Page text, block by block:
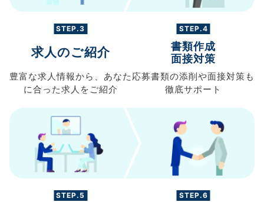
STEP.3
求人のご紹介
豊富な求人情報から、 あなた
に合った求人を ご紹介
STEP.4
書類作成
面接対策
応募書類の添削や面接対策も
徹底サポート
STEP.5 STEP.6